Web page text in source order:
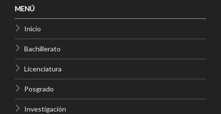
MENÚ
Inicio
Bachillerato
Licenciatura
Posgrado
Investigación